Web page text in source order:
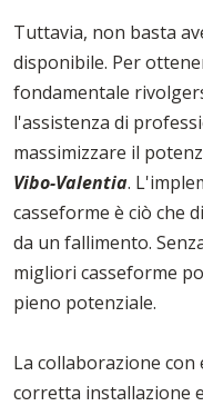
Tuttavia, non basta
disponibile. Per
fondamentale
l'assistenza di
massimizzare il
Vibo-Valentia.
casseforme è ciò che
da un fallimento.
migliori casseforme
pieno potenziale.
La collaborazione
corretta installazione